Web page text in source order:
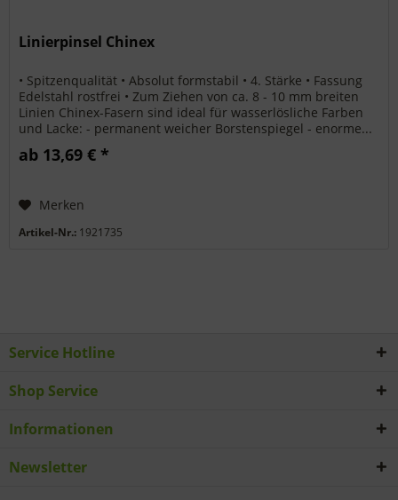
Linierpinsel Chinex
• Spitzenqualität • Absolut formstabil • 4. Stärke • Fassung
Edelstahl rostfrei • Zum Ziehen von ca. 8 - 10 mm breiten
Linien Chinex-Fasern sind ideal für wasserlösliche Farben
und Lacke: - permanent weicher Borstenspiegel - enorme...
ab 13,69 € *
Merken
Artikel-Nr.: 1921735
Service Hotline
Shop Service
Informationen
Newsletter